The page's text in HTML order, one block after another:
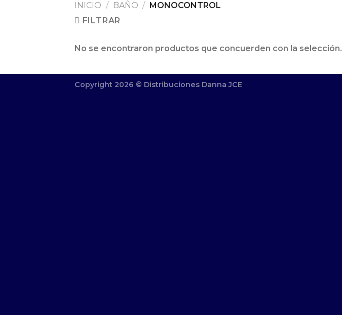
INICIO / BAÑO / MONOCONTROL
FILTRAR
No se encontraron productos que concuerden con la selección.
Copyright 2026 © Distribuciones Danna JCE